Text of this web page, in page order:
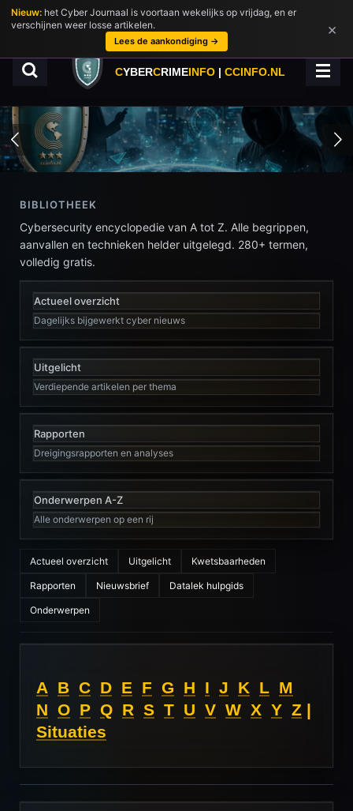
Ga
direct
hoofdinhoud
CYBERCRIMEINFO | CCINFO.NL
BIBLIOTHEEK
Cybersecurity encyclopedie van A tot Z. Alle begrippen,
aanvallen en technieken helder uitgelegd. 280+ termen,
volledig gratis.
Actueel overzicht
Dagelijks bijgewerkt cyber nieuws
Uitgelicht
Verdiepende artikelen per thema
Rapporten
Dreigingsrapporten en analyses
Onderwerpen A-Z
Alle onderwerpen op een rij
Actueel overzicht Uitgelicht Kwetsbaarheden
Rapporten Nieuwsbrief Datalek hulpgids
Onderwerpen
A B C D E F G H I J K L
M
N O P Q R S T U V W X Y Z |
Situaties
Nieuw: het Cyber Journaal is voortaan wekelijks op vrijdag, en er
verschijnen weer losse artikelen.
Lees de aankondiging →
×